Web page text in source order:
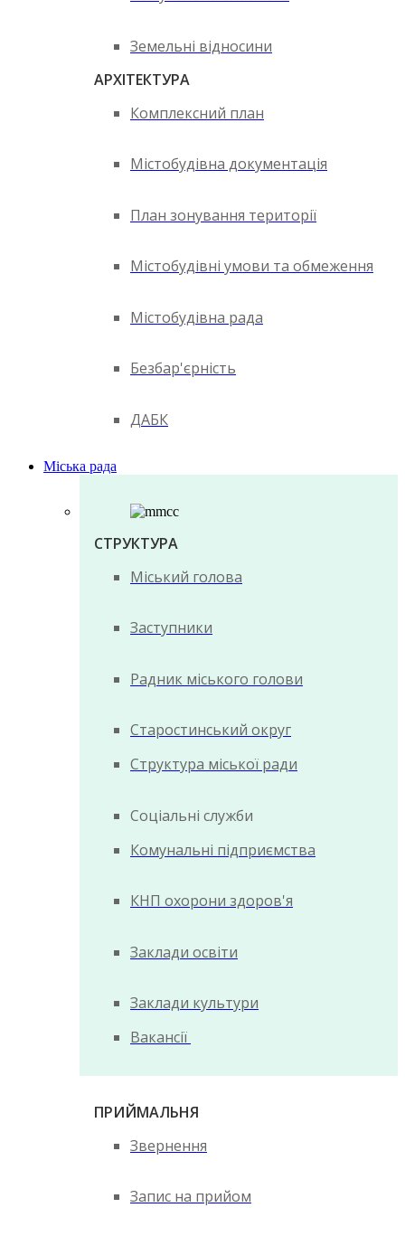
Земельні відносини
АРХІТЕКТУРА
Комплексний план
Містобудівна документація
План зонування території
Містобудівні умови та обмеження
Містобудівна рада
Безбар'єрність
ДАБК
Міська рада
СТРУКТУРА
Міський голова
Заступники
Радник міського голови
Старостинський округ
Структура міської ради
Соціальні служби
Комунальні підприємства
КНП охорони здоров'я
Заклади освіти
Заклади культури
Вакансії
ПРИЙМАЛЬНЯ
Звернення
Запис на прийом